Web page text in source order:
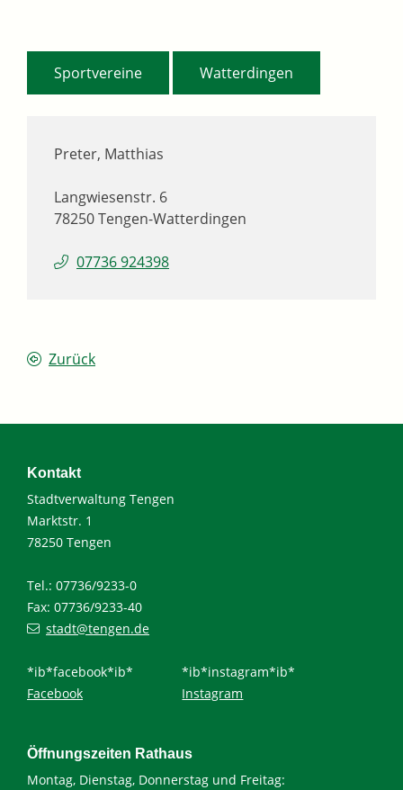
Preter, Matthias
Langwiesenstr. 6
78250Tengen-Watterdingen
07736 924398
Sportvereine Watterdingen
Zurück
Kontakt
Stadtverwaltung Tengen
Marktstr. 1
78250 Tengen
Tel.: 07736/9233-0
Fax: 07736/9233-40
stadt@tengen.de
*ib*facebook*ib*
Facebook
*ib*instagram*ib*
Instagram
Öffnungszeiten Rathaus
Montag, Dienstag, Donnerstag und Freitag: